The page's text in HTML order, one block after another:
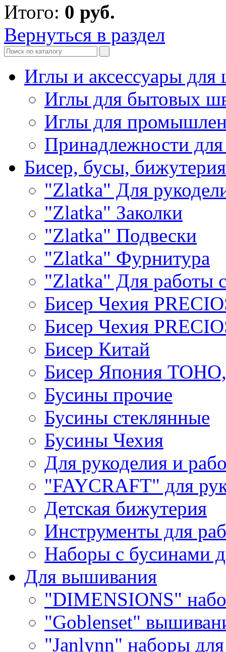
Итого: 0 руб.
Вернуться в раздел
Иглы и аксессуары
Иглы для бытовых
Иглы для
Принадлежности
Бисер, бусы, бижутерия
"Zlatka" Для
"Zlatka" Заколки
"Zlatka" Подвески
"Zlatka" Фурнитура
"Zlatka" Для работы
Бисер Чехия
Бисер Чехия
Бисер Китай
Бисер Япония
Бусины прочие
Бусины стеклянные
Бусины Чехия
Для рукоделия и
"FAYCRAFT" для
Детская бижутерия
Инструменты для
Наборы с бусинами
Для вышивания
"DIMENSIONS"
"Goblenset"
"Janlynn" наборы